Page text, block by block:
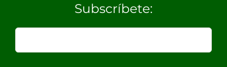
Subscríbete: